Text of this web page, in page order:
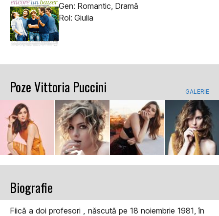
Gen: Romantic, Dramă
Rol: Giulia
Poze Vittoria Puccini GALERIE
Biografie
Fiică a doi profesori , născută pe 18 noiembrie 1981, în